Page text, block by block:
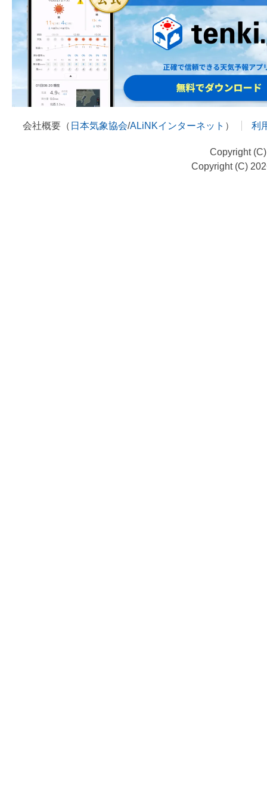
会社概要（ 日本気象協会/ALiNKインターネット ） 利
Copyright
Copyright (C)